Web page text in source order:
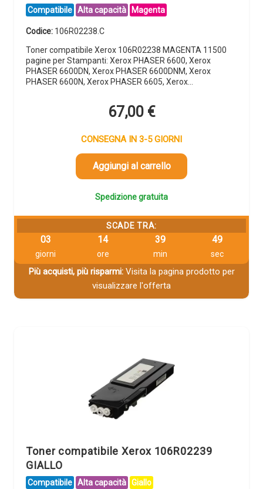
Compatibile Alta capacità Magenta
Codice: 106R02238.C
Toner compatibile Xerox 106R02238 MAGENTA 11500
pagine per Stampanti: Xerox PHASER 6600, Xerox
PHASER 6600DN, Xerox PHASER 6600DNM, Xerox
PHASER 6600N, Xerox PHASER 6605, Xerox…
67,00 €
CONSEGNA IN 3-5 GIORNI
Aggiungi al carrello
Spedizione gratuita
SCADE TRA:
03
giorni
14
ore
39
min
48
sec
Più acquisti, più risparmi:Visita la pagina prodotto per
visualizzare l'offerta
Toner compatibile Xerox 106R02239
GIALLO
Compatibile Alta capacità Giallo